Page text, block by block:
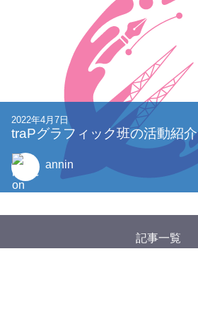
2022年4月7日
traPグラフィック班の活動紹介
annin
記事一覧